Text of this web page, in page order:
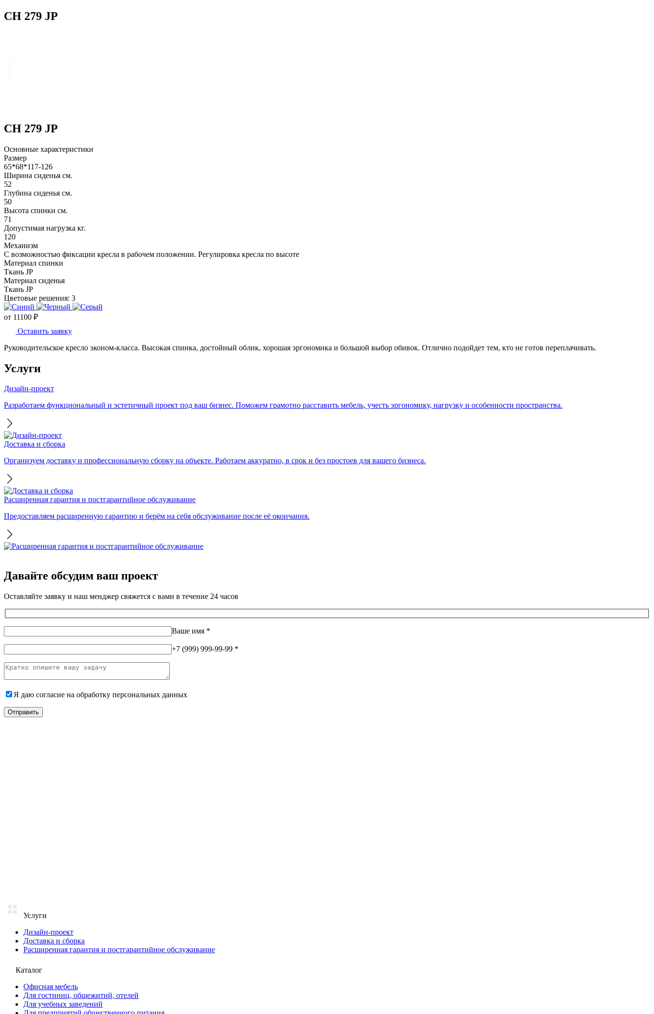
CH 279 JP
CH 279 JP
Основные характеристики
Размер
65*68*117-126
Ширина сиденья см.
52
Глубина сиденья см.
50
Высота спинки см.
71
Допустимая нагрузка кг.
120
Механизм
С возможностью фиксации кресла в рабочем положении. Регулировка кресла по высоте
Материал спинки
Ткань JP
Материал сиденья
Ткань JP
Цветовые решения: 3
от 11100 ₽
Оставить заявку
Руководительское кресло эконом-класса. Высокая спинка, достойный облик, хорошая эргономика и большой выбор обивок. Отлично подойдет тем, кто не готов переплачивать.
Услуги
Дизайн-проект
Разработаем функциональный и эстетичный проект под ваш бизнес. Поможем грамотно расставить мебель, учесть эргономику, нагрузку и особенности пространства.
Доставка и сборка
Организуем доставку и профессиональную сборку на объекте. Работаем аккуратно, в срок и без простоев для вашего бизнеса.
Расширенная гарантия и постгарантийное обслуживание
Предоставляем расширенную гарантию и берём на себя обслуживание после её окончания.
Давайте обсудим ваш проект
Оставляйте заявку и наш менджер свяжется с вами в течение 24 часов
Ваше имя *
+7 (999) 999-99-99 *
Я даю согласие на обработку персональных данных
Услуги
Дизайн-проект
Доставка и сборка
Расширенная гарантия и постгарантийное обслуживание
Каталог
Офисная мебель
Для гостиниц, общежитий, отелей
Для учебных заведений